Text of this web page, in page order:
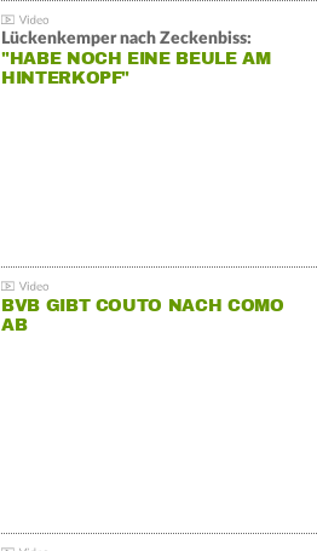
Lückenkemper nach Zeckenbiss:
"HABE NOCH EINE BEULE AM
HINTERKOPF"
BVB GIBT COUTO NACH COMO
AB